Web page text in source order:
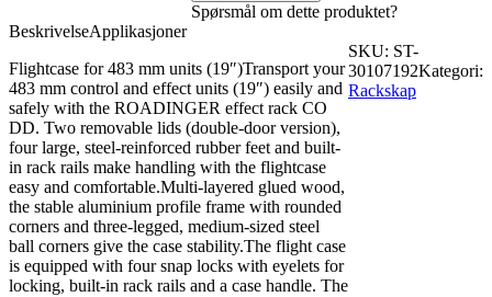
Spørsmål om dette produktet?
BeskrivelseApplikasjoner
Flightcase for 483 mm units (19″)Transport your
483 mm control and effect units (19″) easily and
safely with the ROADINGER effect rack CO
DD. Two removable lids (double-door version),
four large, steel-reinforced rubber feet and built-
in rack rails make handling with the flightcase
easy and comfortable.Multi-layered glued wood,
the stable aluminium profile frame with rounded
corners and three-legged, medium-sized steel
ball corners give the case stability.The flight case
is equipped with four snap locks with eyelets for
locking, built-in rack rails and a case handle. The
SKU: ST-
30107192Kategori:
Rackskap